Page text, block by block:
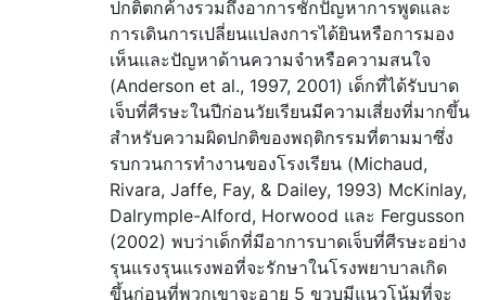
ปกติตกค้างรวมถึงอาการชักปัญหาการพูดและ
การเดินการเปลี่ยนแปลงการได้ยินหรือการมอง
เห็นและปัญหาด้านความจำหรือความสนใจ
(Anderson et al., 1997, 2001) เด็กที่ได้รับบาด
เจ็บที่ศีรษะในปีก่อนวัยเรียนมีความเสี่ยงที่มากขึ้น
สำหรับความผิดปกติของพฤติกรรมที่ตามมาซึ่ง
รบกวนการทำงานของโรงเรียน (Michaud,
Rivara, Jaffe, Fay, & Dailey, 1993) McKinlay,
Dalrymple-Alford, Horwood และ Fergusson
(2002) พบว่าเด็กที่มีอาการบาดเจ็บที่ศีรษะอย่าง
รุนแรงรุนแรงพอที่จะรักษาในโรงพยาบาลเกิด
ขึ้นก่อนที่พวกเขาจะอายุ 5 ขวบมีแนวโน้มที่จะ